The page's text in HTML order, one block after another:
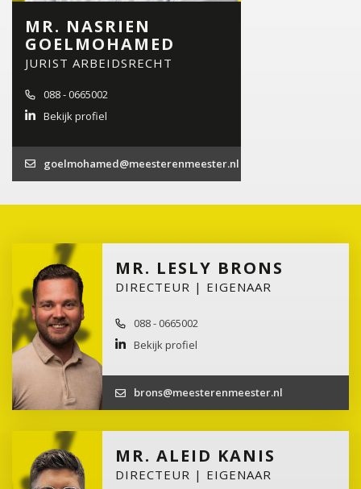
MR. NASRIEN
GOELMOHAMED
JURIST ARBEIDSRECHT
088 - 0665002
Bekijk profiel
goelmohamed@meesterenmeester.nl
MR. LESLY BRONS
DIRECTEUR | EIGENAAR
088 - 0665002
Bekijk profiel
brons@meesterenmeester.nl
MR. ALEID KANIS
DIRECTEUR | EIGENAAR